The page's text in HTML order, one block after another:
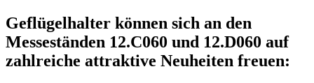
Geflügelhalter können sich an den
Messeständen 12.C060 und 12.D060 auf
zahlreiche attraktive Neuheiten freuen: